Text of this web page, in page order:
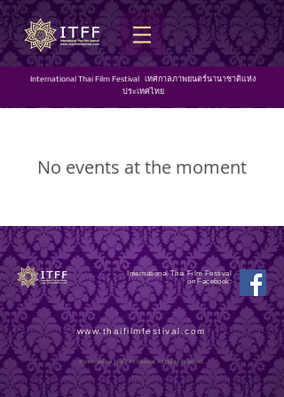
International Thai Film Festival เทศกาลภาพยนตร์นานาชาติแห่ง
ประเทศไทย
No events at the moment
International Thai Film Festival
on Facebook:
www.thaifilmfestival.com
© International Thai Film Festival, All Rights Reserved.